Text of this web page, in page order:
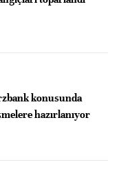
konusunda
hazırlanıyor